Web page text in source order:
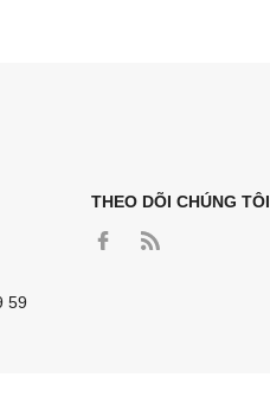
59
THEO DÕI CHÚNG TÔI